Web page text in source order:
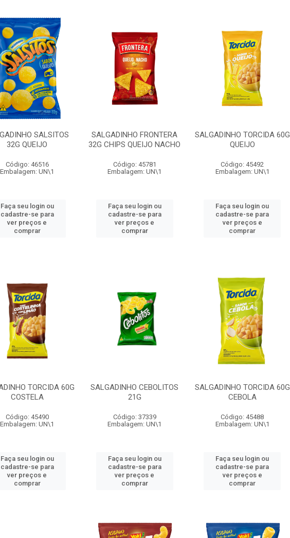
SALSITOS
32G QUEIJO
Código: 46516
Embalagem: UN\1
Faça seu login ou
cadastre-se para
ver preços e
comprar
SALGADINHO FRONTERA
32G CHIPS QUEIJO NACHO
Código: 45781
Embalagem: UN\1
Faça seu login ou
cadastre-se para
ver preços e
comprar
SALGADINHO TORCIDA 60G
QUEIJO
Código: 45492
Embalagem: UN\1
Faça seu login ou
cadastre-se para
ver preços e
comprar
TORCIDA 60G
COSTELA
Código: 45490
Embalagem: UN\1
Faça seu login ou
cadastre-se para
ver preços e
comprar
SALGADINHO CEBOLITOS
21G
Código: 37339
Embalagem: UN\1
Faça seu login ou
cadastre-se para
ver preços e
comprar
SALGADINHO TORCIDA 60G
CEBOLA
Código: 45488
Embalagem: UN\1
Faça seu login ou
cadastre-se para
ver preços e
comprar